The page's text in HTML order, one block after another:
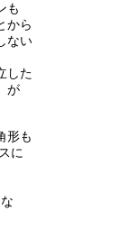
も
から
ない
した
が
形も
に